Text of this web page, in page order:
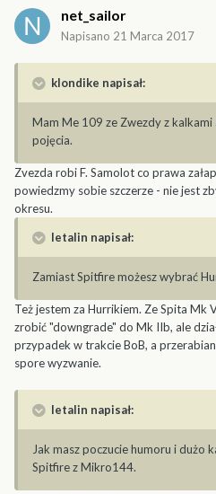
net_sailor
Napisano 21 Marca 2017
klondike napisał:
Mam Me 109 ze Zwezdy z kalkami
pojęcia.
Zvezda robi F. Samolot co prawa
powiedzmy sobie szczerze - nie jest
okresu.
letalin napisał:
Zamiast Spitfire możesz wybrać
Też jestem za Hurrikiem. Ze Spita Mk
zrobić "downgrade" do Mk IIb, ale
przypadek w trakcie BoB, a
spore wyzwanie.
letalin napisał:
Jak masz poczucie humoru i dużo
Spitfire z Mikro144.